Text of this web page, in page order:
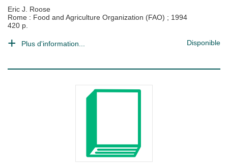
Eric J. Roose
Rome : Food and Agriculture Organization (FAO) ; 1994
420 p.
Plus d'information... Disponible